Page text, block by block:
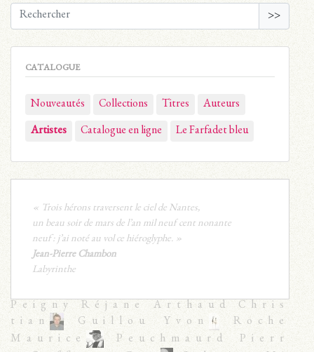
>>
CATALOGUE
Nouveautés Collections Titres Auteurs
Artistes Catalogue en ligne Le Farfadet bleu
« Trois hérons traversent le ciel de Nantes,
un beau soir de mars de l’an mil neuf cent nonante
neuf : j’ai noté au vol ce hiéroglyphe. »
Jean-Pierre Chambon
Labyrinthe
Peigny Réjane Arthaud Chris
tian
Guillou Yvon
Roche
Maurice
Peuchmaurd Pierr